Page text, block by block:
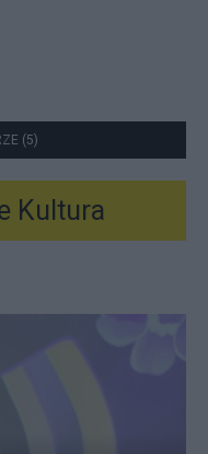
(5)
Kultura